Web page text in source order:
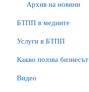
Архив на новини
БTПП в медиите
Услуги в БТПП
Какво ползва бизнесът
Видео